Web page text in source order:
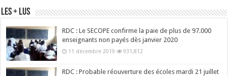
Les + Lus
RDC : Le SECOPE confirme la paie de plus de 97.000
enseignants non payés dès janvier 2020
11 décembre 2019 931,812
RDC : Probable réouverture des écoles mardi 21 juillet